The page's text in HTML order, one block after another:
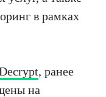
в рамках
, ранее
на